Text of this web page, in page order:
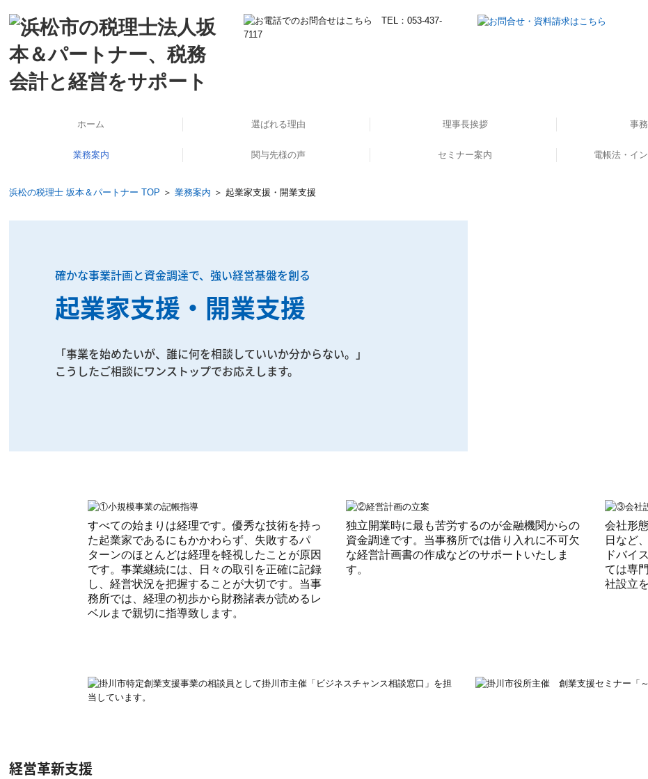
ホーム 選ばれる理由 理事長挨拶
所長挨拶
経営理念
職員紹介
事
事
書
業務案内
法人の会計と税務
海外展開支援
事業承継支援
大企業支援
企業再生支援
個人の会計と税務
相続対策
医業経営支援
公益法人・社会福祉法人支援
起業家支援・開業支援
労務支援
関与先様の声
訪問インタビュー①
経営計画策定しました！
ＴＫＣシステム使ってます！
セミナー案内 電帳法・イ
浜松の税理士 坂本＆パートナー TOP ＞業務案内 ＞ 起業家支援・開業支援
「事業を始めたいが、誰に何を相談していいか分からない。」
こうしたご相談にワンストップでお応えします。
すべての始まりは経理です。優秀な技術を持っ
た起業家であるにもかかわらず、失敗するパ
ターンのほとんどは経理を軽視したことが原因
です。事業継続には、日々の取引を正確に記録
し、経営状況を把握することが大切です。当事
務所では、経理の初歩から財務諸表が読めるレ
ベルまで親切に指導致します。
独立開業時に最も苦労するのが金融機関からの
資金調達です。当事務所では借り入れに不可欠
な経営計画書の作成などのサポートいたしま
す。
会社形
日など
ドバイ
ては専
社設立
経営革新支援